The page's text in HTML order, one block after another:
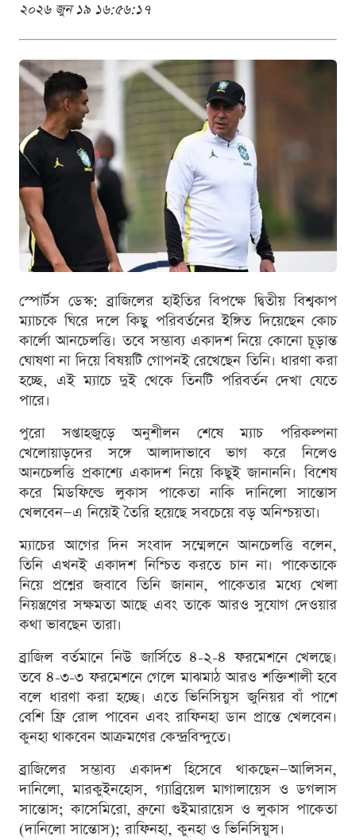
২০২৬ জুন ১৯ ১৬:৫৬:১৭
স্পোর্টস ডেস্ক: ব্রাজিলের হাইতির বিপক্ষে দ্বিতীয় বিশ্বকাপ
ম্যাচকে ঘিরে দলে কিছু পরিবর্তনের ইঙ্গিত দিয়েছেন কোচ
কার্লো আনচেলত্তি। তবে সম্ভাব্য একাদশ নিয়ে কোনো চূড়ান্ত
ঘোষণা না দিয়ে বিষয়টি গোপনই রেখেছেন তিনি। ধারণা করা
হচ্ছে, এই ম্যাচে দুই থেকে তিনটি পরিবর্তন দেখা যেতে
পারে।
পুরো সপ্তাহজুড়ে অনুশীলন শেষে ম্যাচ পরিকল্পনা
খেলোয়াড়দের সঙ্গে আলাদাভাবে ভাগ করে নিলেও
আনচেলত্তি প্রকাশ্যে একাদশ নিয়ে কিছুই জানাননি। বিশেষ
করে মিডফিল্ডে লুকাস পাকেতা নাকি দানিলো সান্তোস
খেলবেন—এ নিয়েই তৈরি হয়েছে সবচেয়ে বড় অনিশ্চয়তা।
ম্যাচের আগের দিন সংবাদ সম্মেলনে আনচেলত্তি বলেন,
তিনি এখনই একাদশ নিশ্চিত করতে চান না। পাকেতাকে
নিয়ে প্রশ্নের জবাবে তিনি জানান, পাকেতার মধ্যে খেলা
নিয়ন্ত্রণের সক্ষমতা আছে এবং তাকে আরও সুযোগ দেওয়ার
কথা ভাবছেন তারা।
ব্রাজিল বর্তমানে নিউ জার্সিতে ৪-২-৪ ফরমেশনে খেলছে।
তবে ৪-৩-৩ ফরমেশনে গেলে মাঝমাঠ আরও শক্তিশালী হবে
বলে ধারণা করা হচ্ছে। এতে ভিনিসিয়ুস জুনিয়র বাঁ পাশে
বেশি ফ্রি রোল পাবেন এবং রাফিনহা ডান প্রান্তে খেলবেন।
কুনহা থাকবেন আক্রমণের কেন্দ্রবিন্দুতে।
ব্রাজিলের সম্ভাব্য একাদশ হিসেবে থাকছেন—আলিসন,
দানিলো, মারকুইনহোস, গ্যাব্রিয়েল মাগালায়েস ও ডগলাস
সান্তোস; কাসেমিরো, ব্রুনো গুইমারায়েস ও লুকাস পাকেতা
(দানিলো সান্তোস); রাফিনহা, কুনহা ও ভিনিসিয়ুস।